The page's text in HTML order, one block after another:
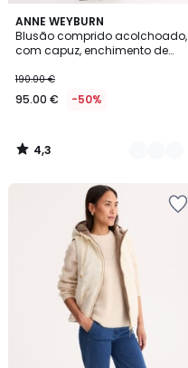
ANNE WEYBURN
Blusão comprido acolchoado,
com capuz, enchimento de
inverno
190.00 €
95.00 € -50%
4,3
/ 5
2
Cores
4,3
/